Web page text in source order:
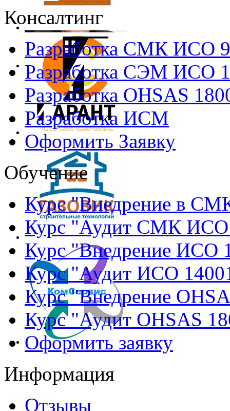
Консалтинг
Разработка СМК ИСО
Разработка СЭМ ИСО
Разработка OHSAS
Разработка ИСМ
Оформить Заявку
Обучение
Курс "Внедрение в
Курс "Аудит СМК ИСО
Курс "Внедрение ИСО
Курс "Аудит ИСО
Курс "Внедрение
Курс "Аудит OHSAS
Оформить заявку
Информация
Отзывы